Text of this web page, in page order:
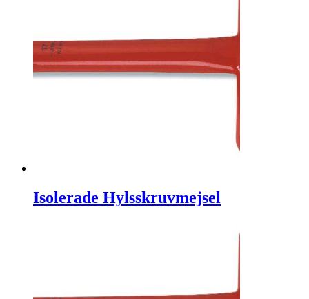
Isolerade Hylsskruvmejsel